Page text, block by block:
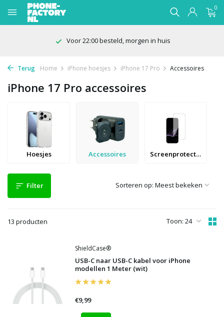
0
Voor 22:00 besteld, morgen in huis
Terug Home iPhone hoesjes iPhone 17 Pro Accessoires
iPhone 17 Pro accessoires
Hoesjes Accessoires Screenprotectors
Filter
13 producten Toon:
Sorteren op:
ShieldCase®
USB-C naar USB-C kabel voor iPhone
modellen 1 Meter (wit)
€9,99